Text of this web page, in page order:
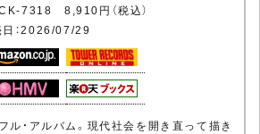
7318 8,910円（税込）
日：2026/07/29
ル・アルバム。現代社会を開き直って描き